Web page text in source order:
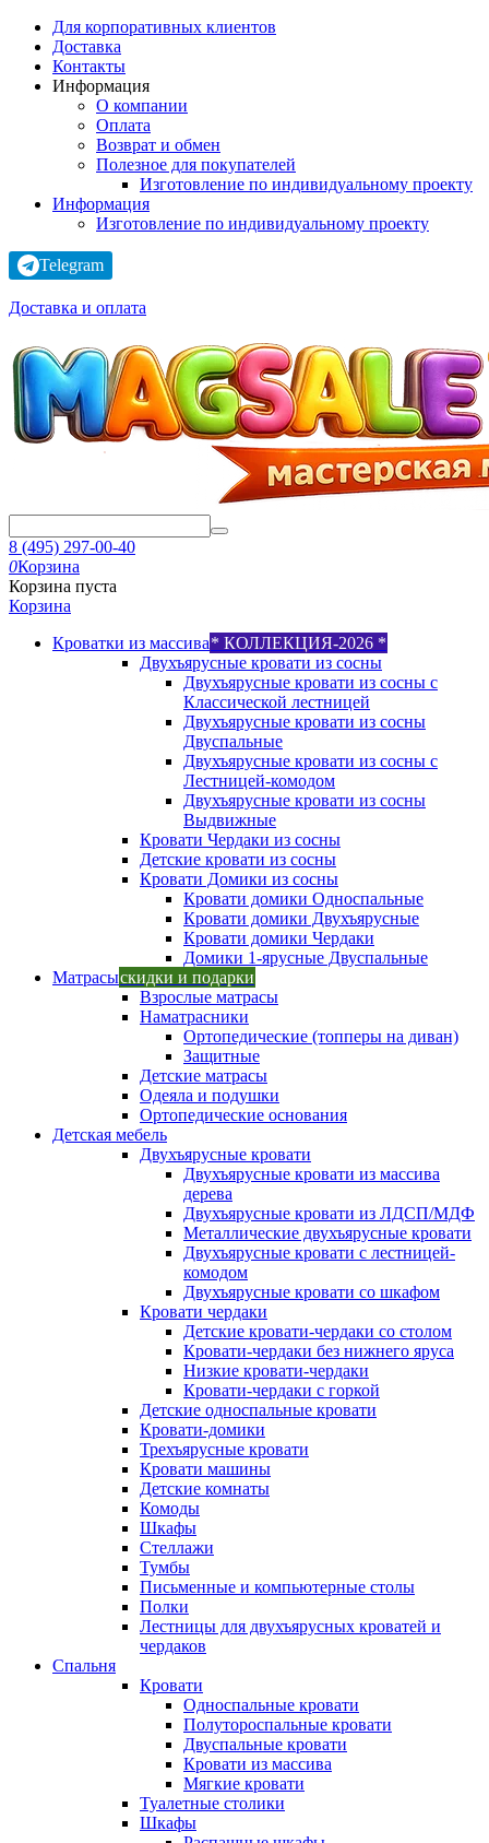
Для корпоративных клиентов
Доставка
Контакты
Информация
О компании
Оплата
Возврат и обмен
Полезное для покупателей
Изготовление по индивидуальному проекту
Информация
Изготовление по индивидуальному проекту
Telegram
Доставка и оплата
8 (495) 297-00-40
0Корзина
Корзина пуста
Корзина
Кроватки из массива* КОЛЛЕКЦИЯ-2026 *
Двухъярусные кровати из сосны
Двухъярусные кровати из сосны с
Классической лестницей
Двухъярусные кровати из сосны
Двуспальные
Двухъярусные кровати из сосны с
Лестницей-комодом
Двухъярусные кровати из сосны
Выдвижные
Кровати Чердаки из сосны
Детские кровати из сосны
Кровати Домики из сосны
Кровати домики Односпальные
Кровати домики Двухъярусные
Кровати домики Чердаки
Домики 1-ярусные Двуспальные
Матрасыскидки и подарки
Взрослые матрасы
Наматрасники
Ортопедические (топперы на диван)
Защитные
Детские матрасы
Одеяла и подушки
Ортопедические основания
Детская мебель
Двухъярусные кровати
Двухъярусные кровати из массива
дерева
Двухъярусные кровати из ЛДСП/МДФ
Металлические двухъярусные кровати
Двухъярусные кровати с лестницей-
комодом
Двухъярусные кровати со шкафом
Кровати чердаки
Детские кровати-чердаки со столом
Кровати-чердаки без нижнего яруса
Низкие кровати-чердаки
Кровати-чердаки с горкой
Детские односпальные кровати
Кровати-домики
Трехъярусные кровати
Кровати машины
Детские комнаты
Комоды
Шкафы
Стеллажи
Тумбы
Письменные и компьютерные столы
Полки
Лестницы для двухъярусных кроватей и
чердаков
Спальня
Кровати
Односпальные кровати
Полутороспальные кровати
Двуспальные кровати
Кровати из массива
Мягкие кровати
Туалетные столики
Шкафы